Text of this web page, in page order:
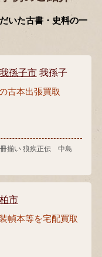
いた古書・史料の一
我孫子市 我孫子
古本出張買取
揃い 狼疾正伝 中島
柏市
幀本等を宅配買取